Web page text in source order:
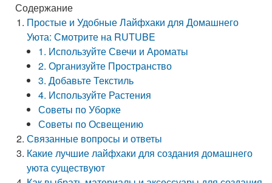
Содержание
Простые и Удобные Лайфхаки для Домашнего
Уюта: Смотрите на RUTUBE
1. Используйте Свечи и Ароматы
2. Организуйте Пространство
3. Добавьте Текстиль
4. Используйте Растения
Советы по Уборке
Советы по Освещению
Связанные вопросы и ответы
Какие лучшие лайфхаки для создания домашнего
уюта существуют